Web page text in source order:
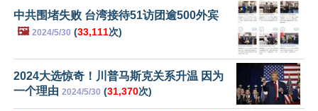
中共围堵失败 台湾接待51访团逾500外宾
🖼️ 2024/5/30 (33,111次)
2024大选惊奇！川普马斯克关系升温 因为
一个理由 2024/5/30 (31,370次)